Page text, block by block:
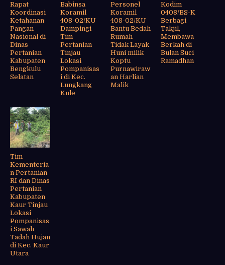
Rapat
Koordinasi
Ketahanan
Pangan
Nasional di
Dinas
Pertanian
Kabupaten
Bengkulu
Selatan
Babinsa
Koramil
408-02/KU
Dampingi
Tim
Pertanian
Tinjau
Lokasi
Pompanisas
i di Kec.
Lungkang
Kule
Personel
Koramil
408-02/KU
Bantu Bedah
Rumah
Tidak Layak
Huni milik
Koptu
Purnawiraw
an Harlian
Malik
Kodim
0408/BS-K
Berbagi
Takjil,
Membawa
Berkah di
Bulan Suci
Ramadhan
Tim
Kementeria
n Pertanian
RI dan Dinas
Pertanian
Kabupaten
Kaur Tinjau
Lokasi
Pompanisas
i Sawah
Tadah Hujan
di Kec. Kaur
Utara